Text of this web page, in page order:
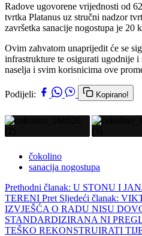
Radove ugovorene vrijednosti od
tvrtka Platanus uz stručni nadzor
završetka sanacije nogostupa je 20
Ovim zahvatom unaprijedit će se
infrastrukture te osigurati ugodnije
naselja i svim korisnicima ove
Podijeli: Kopirano!
čokolino
sanacija nogostupa
Prethodni članak: U STONU I
TERENI Pret Sljedeći članak:
IZVJEŠĆA O RADU NISU
STANDARDIZIRANA NI
TEŠKO REKONSTRUIRATI